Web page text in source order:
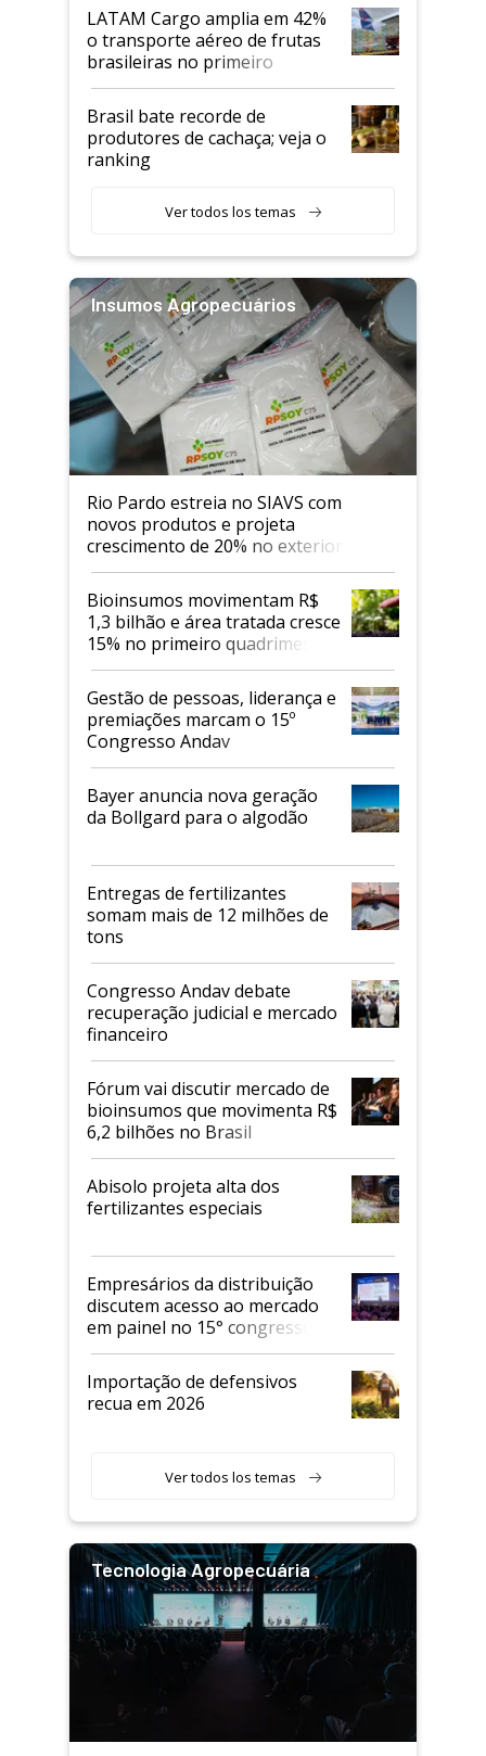
LATAM Cargo amplia em 42%
o transporte aéreo de frutas
brasileiras no primeiro
semestre
Brasil bate recorde de
produtores de cachaça; veja o
ranking
Ver todos los temas
Insumos Agropecuários
Rio Pardo estreia no SIAVS com
novos produtos e projeta
crescimento de 20% no exterior
Bioinsumos movimentam R$
1,3 bilhão e área tratada cresce
15% no primeiro quadrimestre
de 2026
Gestão de pessoas, liderança e
premiações marcam o 15º
Congresso Andav
Bayer anuncia nova geração
da Bollgard para o algodão
Entregas de fertilizantes
somam mais de 12 milhões de
tons
Congresso Andav debate
recuperação judicial e mercado
financeiro
Fórum vai discutir mercado de
bioinsumos que movimenta R$
6,2 bilhões no Brasil
Abisolo projeta alta dos
fertilizantes especiais
Empresários da distribuição
discutem acesso ao mercado
em painel no 15° congresso
Andav
Importação de defensivos
recua em 2026
Ver todos los temas
Tecnologia Agropecuária